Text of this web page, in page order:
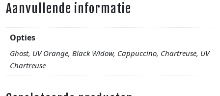
Aanvullende informatie
Opties
Ghost, UV Orange, Black Widow, Cappuccino, Chartreuse, UV
Chartreuse